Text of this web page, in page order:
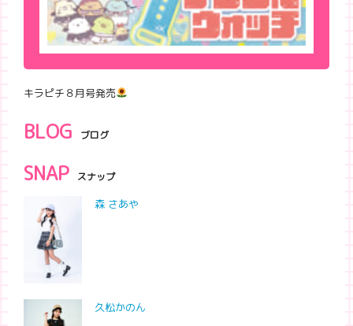
キラピチ８月号発売
BLOG ブログ
SNAP スナップ
森 さあや
久松かのん